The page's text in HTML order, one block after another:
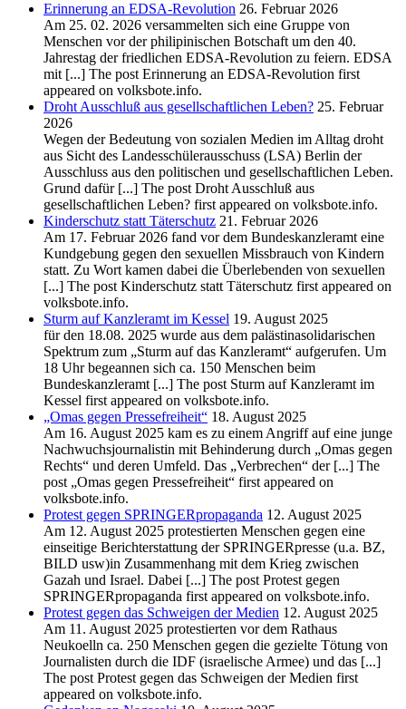
Erinnerung an EDSA-Revolution 26. Februar 2026
Am 25. 02. 2026 versammelten sich eine Gruppe von
Menschen vor der philipinischen Botschaft um den 40.
Jahrestag der friedlichen EDSA-Revolution zu feiern. EDSA
mit [...] The post Erinnerung an EDSA-Revolution first
appeared on volksbote.info.
Droht Ausschluß aus gesellschaftlichen Leben? 25. Februar
2026
Wegen der Bedeutung von sozialen Medien im Alltag droht
aus Sicht des Landesschülerausschuss (LSA) Berlin der
Ausschluss aus den politischen und gesellschaftlichen Leben.
Grund dafür [...] The post Droht Ausschluß aus
gesellschaftlichen Leben? first appeared on volksbote.info.
Kinderschutz statt Täterschutz 21. Februar 2026
Am 17. Februar 2026 fand vor dem Bundeskanzleramt eine
Kundgebung gegen den sexuellen Missbrauch von Kindern
statt. Zu Wort kamen dabei die Überlebenden von sexuellen
[...] The post Kinderschutz statt Täterschutz first appeared on
volksbote.info.
Sturm auf Kanzleramt im Kessel 19. August 2025
für den 18.08. 2025 wurde aus dem palästinasolidarischen
Spektrum zum „Sturm auf das Kanzleramt“ aufgerufen. Um
18 Uhr begeannen sich ca. 150 Menschen beim
Bundeskanzleramt [...] The post Sturm auf Kanzleramt im
Kessel first appeared on volksbote.info.
„Omas gegen Pressefreiheit“ 18. August 2025
Am 16. August 2025 kam es zu einem Angriff auf eine junge
Nachwuchsjournalistin mit Behinderung durch „Omas gegen
Rechts“ und deren Umfeld. Das „Verbrechen“ der [...] The
post „Omas gegen Pressefreiheit“ first appeared on
volksbote.info.
Protest gegen SPRINGERpropaganda 12. August 2025
Am 12. August 2025 protestierten Menschen gegen eine
einseitige Berichterstattung der SPRINGERpresse (u.a. BZ,
BILD usw)in Zusammenhang mit dem Krieg zwischen
Gazah und Israel. Dabei [...] The post Protest gegen
SPRINGERpropaganda first appeared on volksbote.info.
Protest gegen das Schweigen der Medien 12. August 2025
Am 11. August 2025 protestierten vor dem Rathaus
Neukoelln ca. 250 Menschen gegen die gezielte Tötung von
Journalisten durch die IDF (israelische Armee) und das [...]
The post Protest gegen das Schweigen der Medien first
appeared on volksbote.info.